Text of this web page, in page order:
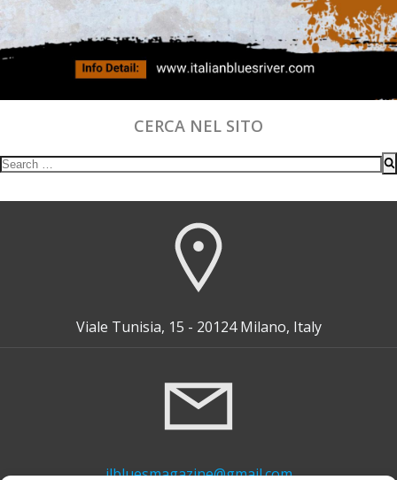
CERCA NEL SITO
Search
Viale Tunisia, 15 - 20124 Milano, Italy
ilbluesmagazine@gmail.com